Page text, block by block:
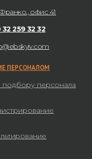
офис 41
32 259 32 32
ПЕРСОНАЛОМ
подбору персонала